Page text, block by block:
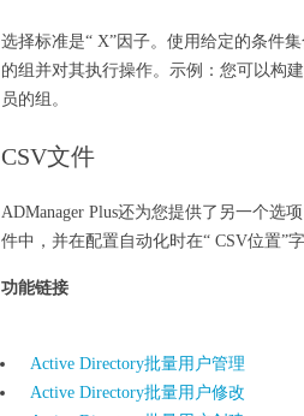
选择标准是“ X”因子。使用给定的条件
的组并对其执行操作。示例：您可以构
员的组。
CSV文件
ADManager Plus还为您提供了另一个选
件中，并在配置自动化时在“ CSV位置”
功能链接
Active Directory批量用户管理
Active Directory批量用户修改